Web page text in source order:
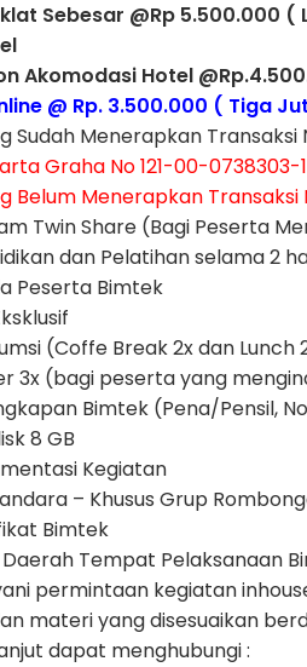
Sebesar @Rp 5.500.000
Akomodasi Hotel
@ Rp. 3.500.000 ( Tiga
Sudah Menerapkan
Graha No 121-00-
Belum Menerapkan
Twin Share (Bagi Peserta
dan Pelatihan selama 2
Peserta Bimtek
(Coffe Break 2x dan Lunch
3x (bagi peserta yang
Bimtek (Pena/Pensil,
8 GB
Kegiatan
– Khusus Grup
Bimtek
Tempat Pelaksanaan
permintaan kegiatan
materi yang disesuaikan
dapat menghubungi :